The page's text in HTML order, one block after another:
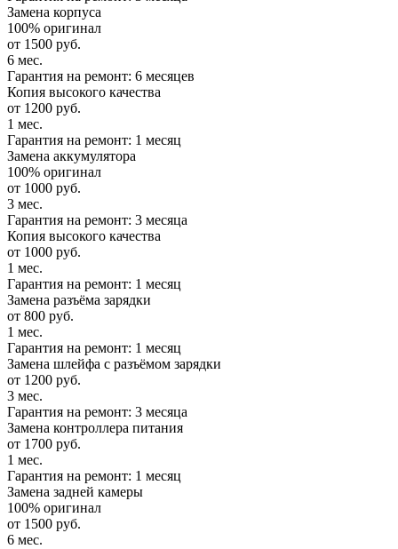
Замена корпуса
100% оригинал
от 1500 руб.
6 мес.
Гарантия на ремонт: 6 месяцев
Копия высокого качества
от 1200 руб.
1 мес.
Гарантия на ремонт: 1 месяц
Замена аккумулятора
100% оригинал
от 1000 руб.
3 мес.
Гарантия на ремонт: 3 месяца
Копия высокого качества
от 1000 руб.
1 мес.
Гарантия на ремонт: 1 месяц
Замена разъёма зарядки
от 800 руб.
1 мес.
Гарантия на ремонт: 1 месяц
Замена шлейфа с разъёмом зарядки
от 1200 руб.
3 мес.
Гарантия на ремонт: 3 месяца
Замена контроллера питания
от 1700 руб.
1 мес.
Гарантия на ремонт: 1 месяц
Замена задней камеры
100% оригинал
от 1500 руб.
6 мес.